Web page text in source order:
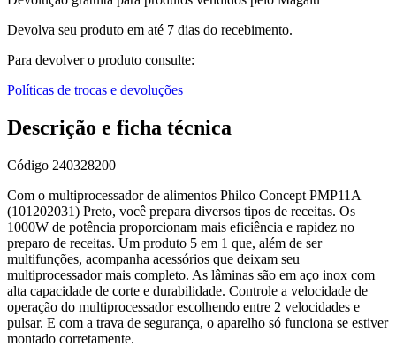
Devolva seu produto em até 7 dias do recebimento.
Para devolver o produto consulte:
Políticas de trocas e devoluções
Descrição e ficha técnica
Código 240328200
Com o multiprocessador de alimentos Philco Concept PMP11A
(101202031) Preto, você prepara diversos tipos de receitas. Os
1000W de potência proporcionam mais eficiência e rapidez no
preparo de receitas. Um produto 5 em 1 que, além de ser
multifunções, acompanha acessórios que deixam seu
multiprocessador mais completo. As lâminas são em aço inox com
alta capacidade de corte e durabilidade. Controle a velocidade de
operação do multiprocessador escolhendo entre 2 velocidades e
pulsar. E com a trava de segurança, o aparelho só funciona se estiver
montado corretamente.